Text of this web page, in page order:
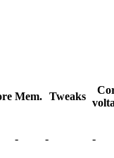
Mem. Tweaks
- - -